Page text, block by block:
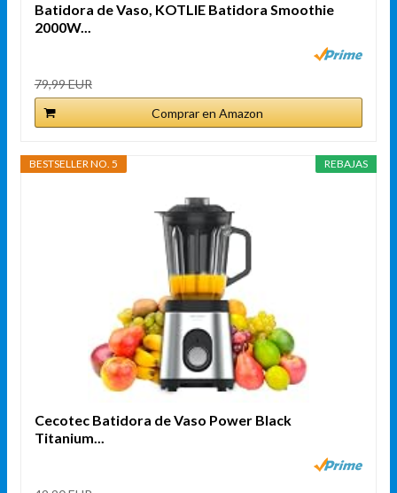
Batidora de Vaso, KOTLIE Batidora Smoothie
2000W...
79,99 EUR
Comprar en Amazon
REBAJAS
BESTSELLER NO. 5
Cecotec Batidora de Vaso Power Black
Titanium...